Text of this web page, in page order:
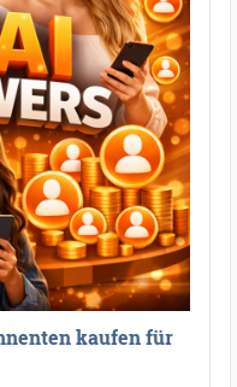
kaufen für